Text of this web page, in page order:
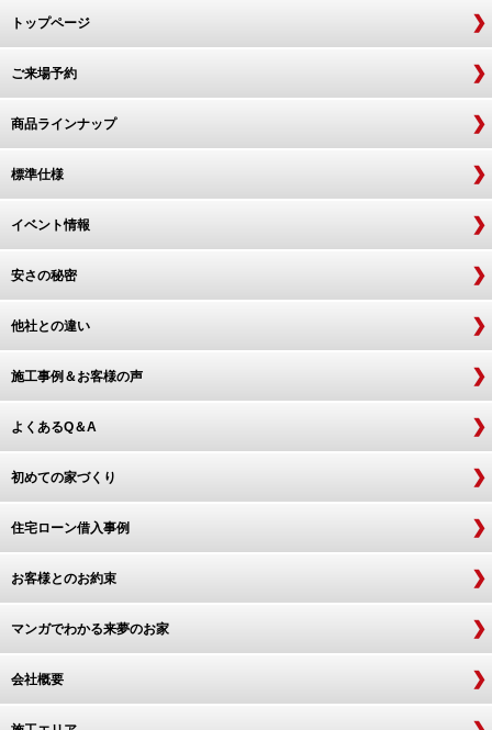
トップページ
ご来場予約
商品ラインナップ
標準仕様
イベント情報
安さの秘密
他社との違い
施工事例＆お客様の声
よくあるQ＆A
初めての家づくり
住宅ローン借入事例
お客様とのお約束
マンガでわかる来夢のお家
会社概要